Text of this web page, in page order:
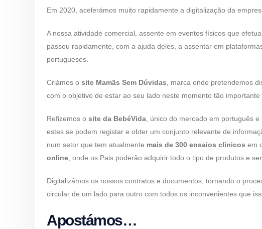
Em 2020, acelerámos muito rapidamente a digitalização da
A nossa atividade comercial, assente em eventos físicos que
passou rapidamente, com a ajuda deles, a assentar em
portugueses.
Criámos o site Mamãs Sem Dúvidas , marca onde pretendemos
com o objetivo de estar ao seu lado neste momento tão importante
Refizemos o site da BebéVida , único do mercado em português
estes se podem registar e obter um conjunto relevante de
num setor que tem atualmente mais de 300 ensaios clínicos em
online , onde os Pais poderão adquirir todo o tipo de produtos e
Digitalizámos os nossos contratos e documentos, tornando o
circular de um lado para outro com todos os inconvenientes que
Apostámos…